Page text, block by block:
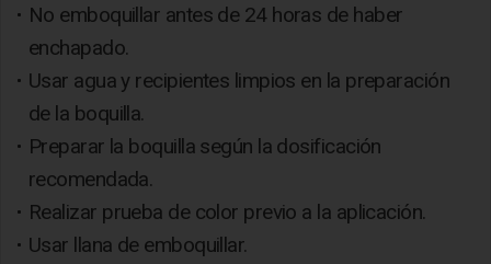
No emboquillar antes de 24 horas de haber
enchapado.
Usar agua y recipientes limpios en la preparación
de la boquilla.
Preparar la boquilla según la dosificación
recomendada.
Realizar prueba de color previo a la aplicación.
Usar llana de emboquillar.